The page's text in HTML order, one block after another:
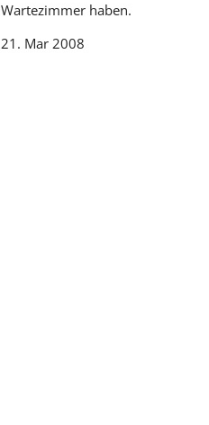
Wartezimmer haben.
21. Mar 2008